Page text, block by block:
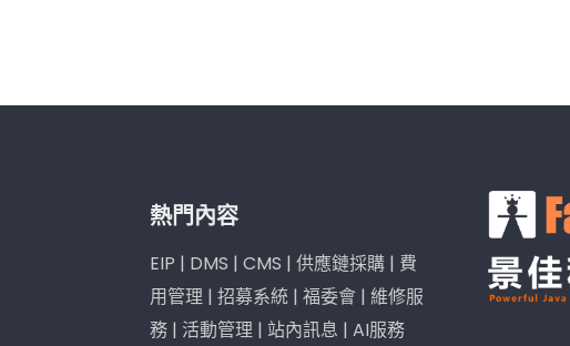
熱門內容
EIP | DMS | CMS | 供應鏈採購| 費
用管理| 招募系統| 福委會| 維修服
務| 活動管理| 站內訊息 | AI服務